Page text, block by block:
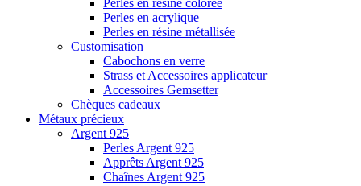
Perles en résine colorée
Perles en acrylique
Perles en résine métallisée
Customisation
Cabochons en verre
Strass et Accessoires applicateur
Accessoires Gemsetter
Chèques cadeaux
Métaux précieux
Argent 925
Perles Argent 925
Apprêts Argent 925
Chaînes Argent 925